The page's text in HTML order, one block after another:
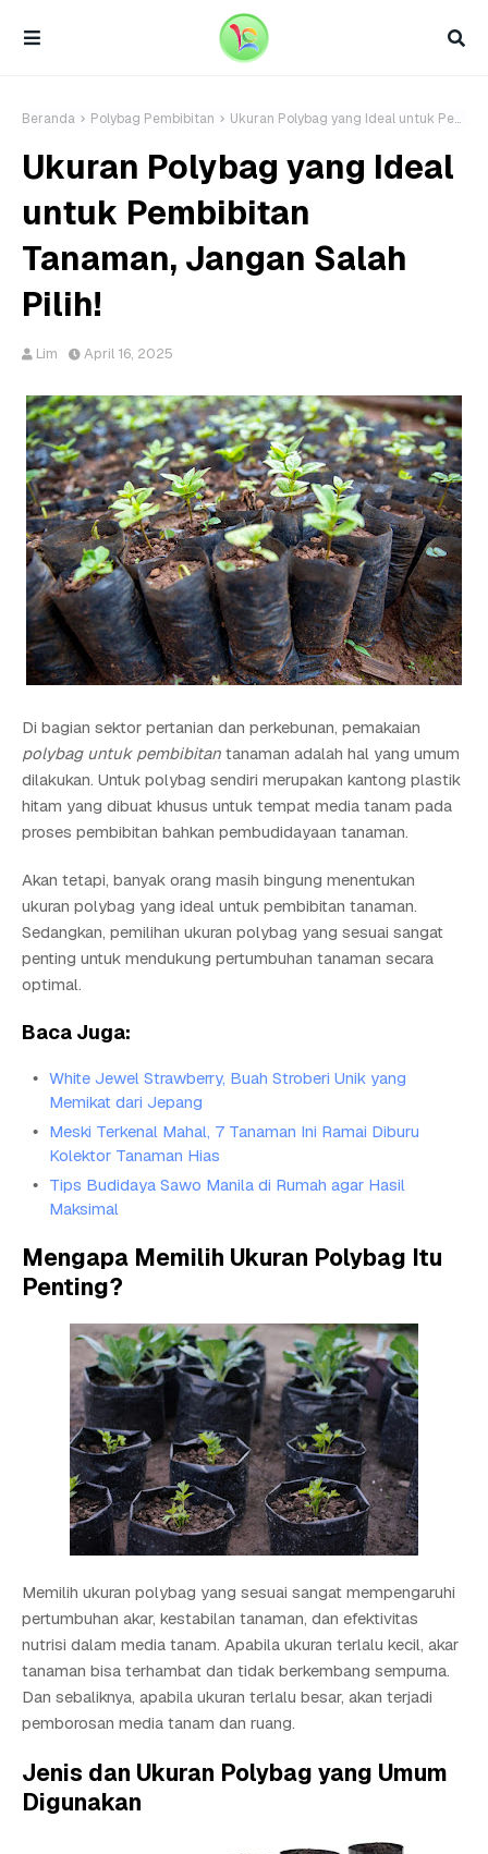
Beranda Polybag Pembibitan Ukuran Polybag yang Ideal untuk Pembibitan Tanaman, Jangan Salah Pilih!
Ukuran Polybag yang Ideal
untuk Pembibitan
Tanaman, Jangan Salah
Pilih!
Lim April 16, 2025
Di bagian sektor pertanian dan perkebunan, pemakaian
polybag untuk pembibitan tanaman adalah hal yang umum
dilakukan. Untuk polybag sendiri merupakan kantong plastik
hitam yang dibuat khusus untuk tempat media tanam pada
proses pembibitan bahkan pembudidayaan tanaman.
Akan tetapi, banyak orang masih bingung menentukan
ukuran polybag yang ideal untuk pembibitan tanaman.
Sedangkan, pemilihan ukuran polybag yang sesuai sangat
penting untuk mendukung pertumbuhan tanaman secara
optimal.
Baca Juga:
White Jewel Strawberry, Buah Stroberi Unik yang
Memikat dari Jepang
Meski Terkenal Mahal, 7 Tanaman Ini Ramai Diburu
Kolektor Tanaman Hias
Tips Budidaya Sawo Manila di Rumah agar Hasil
Maksimal
Mengapa Memilih Ukuran Polybag Itu
Penting?
Memilih ukuran polybag yang sesuai sangat mempengaruhi
pertumbuhan akar, kestabilan tanaman, dan efektivitas
nutrisi dalam media tanam. Apabila ukuran terlalu kecil, akar
tanaman bisa terhambat dan tidak berkembang sempurna.
Dan sebaliknya, apabila ukuran terlalu besar, akan terjadi
pemborosan media tanam dan ruang.
Jenis dan Ukuran Polybag yang Umum
Digunakan